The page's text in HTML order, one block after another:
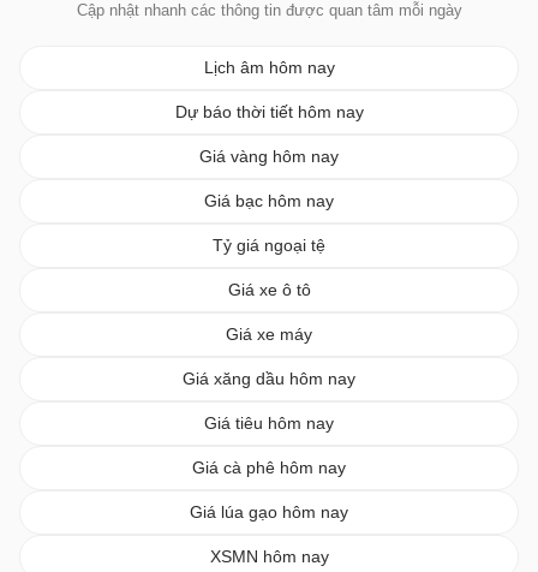
Cập nhật nhanh các thông tin được quan tâm mỗi ngày
Lịch âm hôm nay
Dự báo thời tiết hôm nay
Giá vàng hôm nay
Giá bạc hôm nay
Tỷ giá ngoại tệ
Giá xe ô tô
Giá xe máy
Giá xăng dầu hôm nay
Giá tiêu hôm nay
Giá cà phê hôm nay
Giá lúa gạo hôm nay
XSMN hôm nay